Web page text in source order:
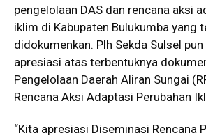
pengelolaan DAS dan rencana aksi
iklim di Kabupaten Bulukumba yang
didokumenkan. Plh Sekda Sulsel
apresiasi atas terbentuknya
Pengelolaan Daerah Aliran Sungai
Rencana Aksi Adaptasi Perubahan
“Kita apresiasi Diseminasi Rencana